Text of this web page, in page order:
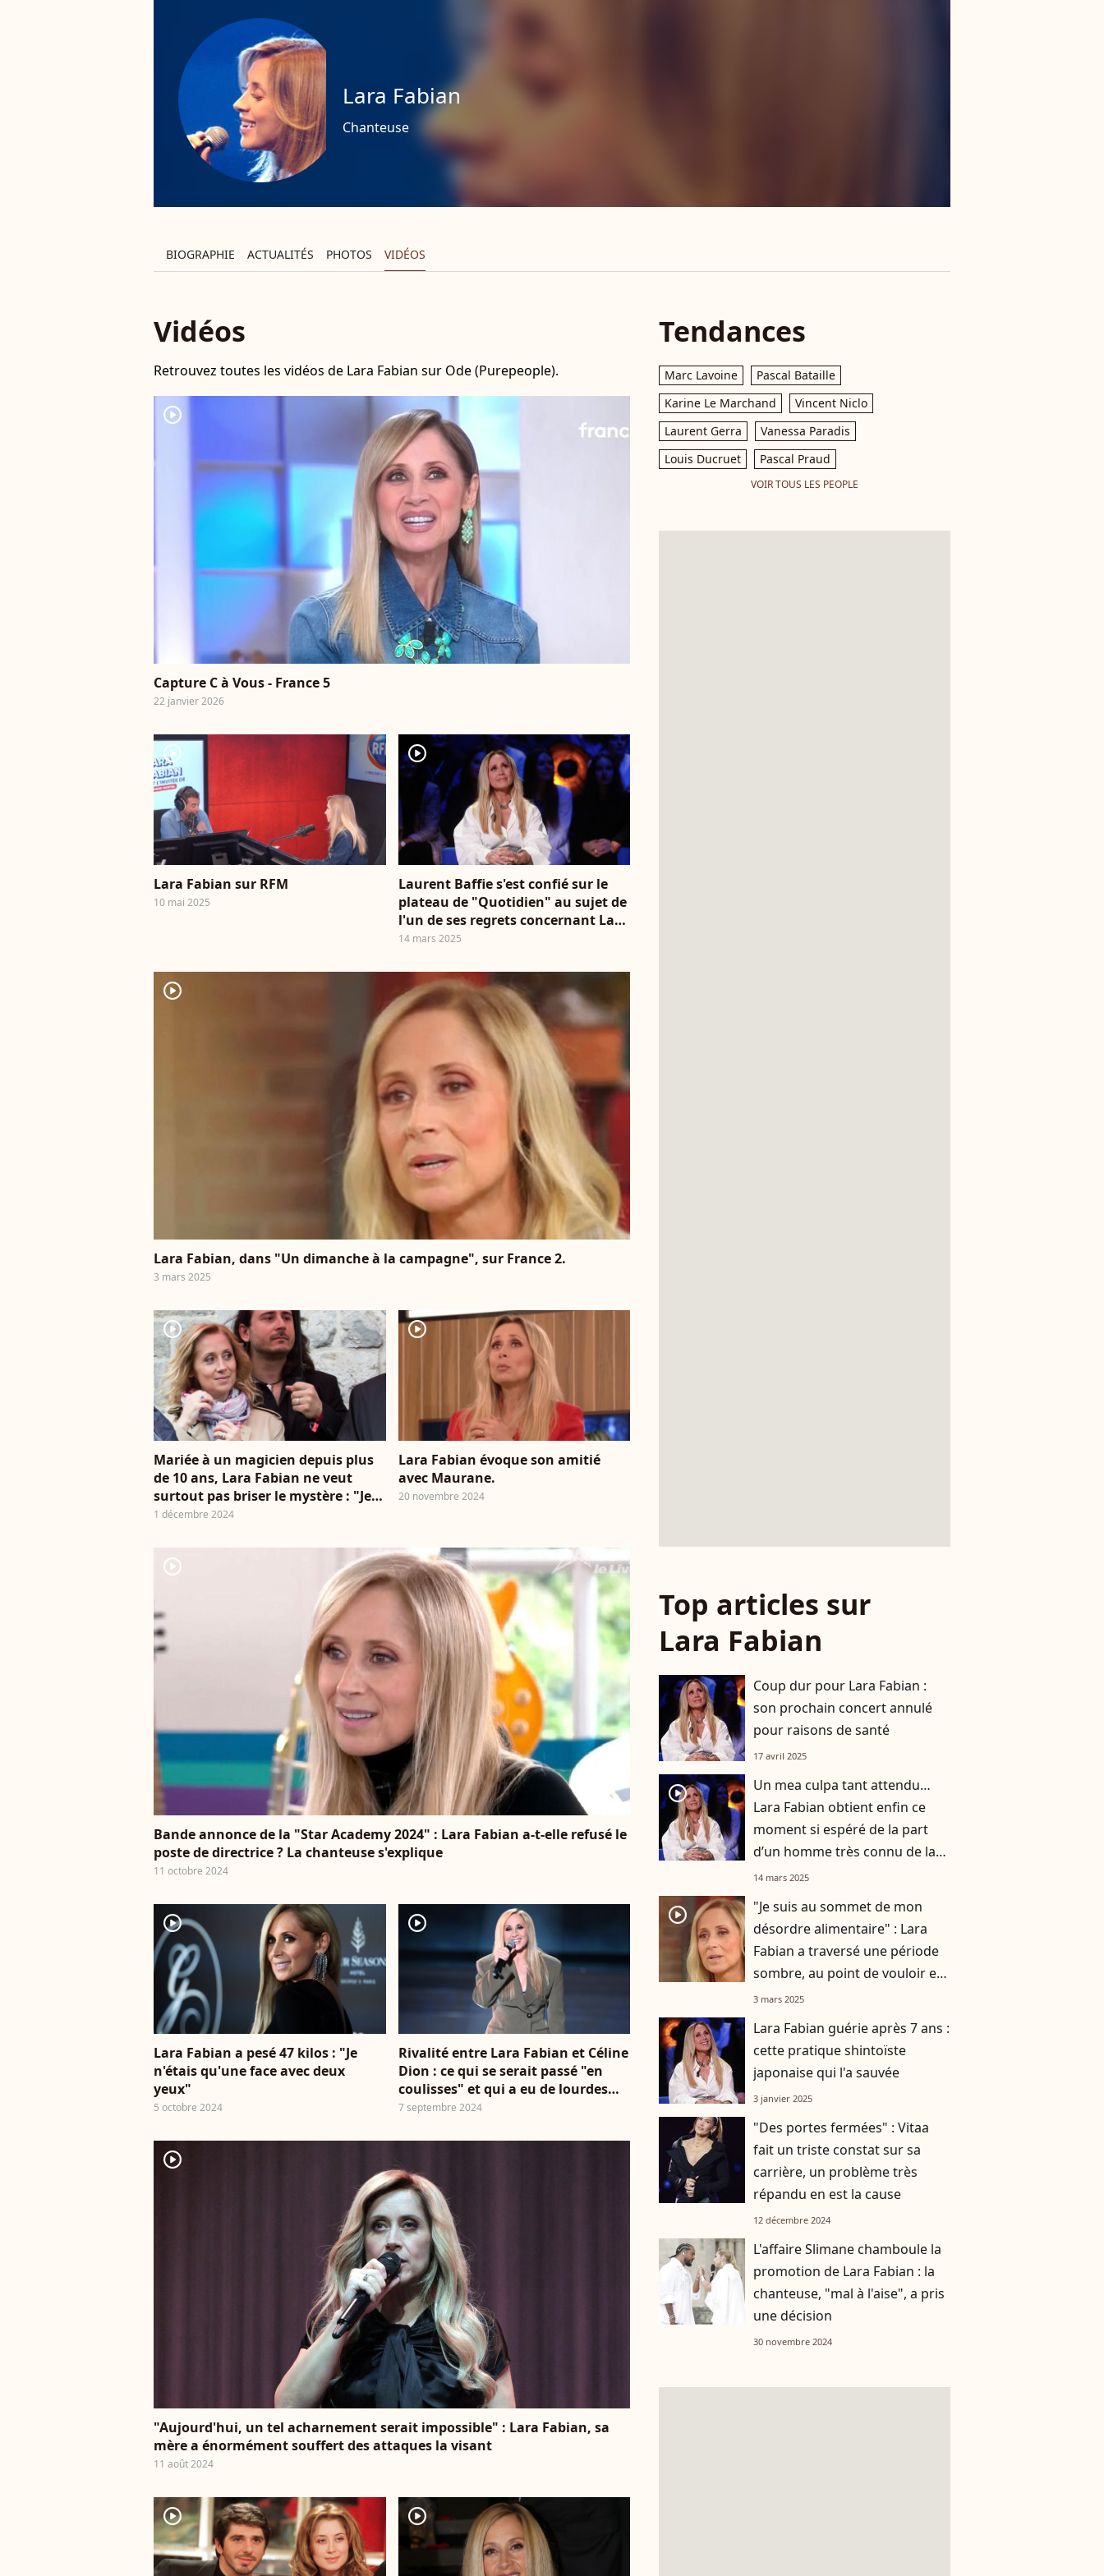
Lara Fabian
Chanteuse
BIOGRAPHIE ACTUALITÉS PHOTOS VIDÉOS
Vidéos
Retrouvez toutes les vidéos de Lara Fabian sur Ode (Purepeople).
player2
Capture C à Vous - France 5
22 janvier 2026
player2
Lara Fabian sur RFM
10 mai 2025
player2
Laurent Baffie s'est confié sur le
plateau de "Quotidien" au sujet de
l'un de ses regrets concernant Lara
Fabian
14 mars 2025
player2
Lara Fabian, dans "Un dimanche à la campagne", sur France 2.
3 mars 2025
player2
Mariée à un magicien depuis plus
de 10 ans, Lara Fabian ne veut
surtout pas briser le mystère : "Je
fais partie de ces femmes..."
1 décembre 2024
player2
Lara Fabian évoque son amitié
avec Maurane.
20 novembre 2024
player2
Bande annonce de la "Star Academy 2024" : Lara Fabian a-t-elle refusé le
poste de directrice ? La chanteuse s'explique
11 octobre 2024
player2
Lara Fabian a pesé 47 kilos : "Je
n'étais qu'une face avec deux
yeux"
5 octobre 2024
player2
Rivalité entre Lara Fabian et Céline
Dion : ce qui se serait passé "en
coulisses" et qui a eu de lourdes
conséquences
7 septembre 2024
player2
"Aujourd'hui, un tel acharnement serait impossible" : Lara Fabian, sa
mère a énormément souffert des attaques la visant
11 août 2024
player2 player2
Tendances
Marc Lavoine
Pascal Bataille
Karine Le Marchand
Vincent Niclo
Laurent Gerra
Vanessa Paradis
Louis Ducruet
Pascal Praud
VOIR TOUS LES PEOPLE
Top articles sur
Lara Fabian
Coup dur pour Lara Fabian :
son prochain concert annulé
pour raisons de santé
17 avril 2025
player2
Un mea culpa tant attendu…
Lara Fabian obtient enfin ce
moment si espéré de la part
d’un homme très connu de la
télé
14 mars 2025
player2
"Je suis au sommet de mon
désordre alimentaire" : Lara
Fabian a traversé une période
sombre, au point de vouloir en
finir
3 mars 2025
Lara Fabian guérie après 7 ans :
cette pratique shintoïste
japonaise qui l'a sauvée
3 janvier 2025
"Des portes fermées" : Vitaa
fait un triste constat sur sa
carrière, un problème très
répandu en est la cause
12 décembre 2024
L'affaire Slimane chamboule la
promotion de Lara Fabian : la
chanteuse, "mal à l'aise", a pris
une décision
30 novembre 2024